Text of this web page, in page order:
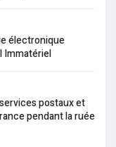
électronique
Immatériel
postaux et
pendant la ruée